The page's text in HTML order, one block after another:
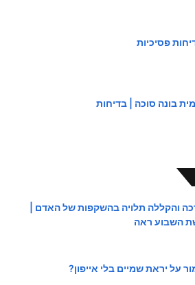
בונה סוכה | בדיחות
והקללה תלויה בהשקפות של האדם |
השבוע ראה
על יראת שמיים בלי אייפון?